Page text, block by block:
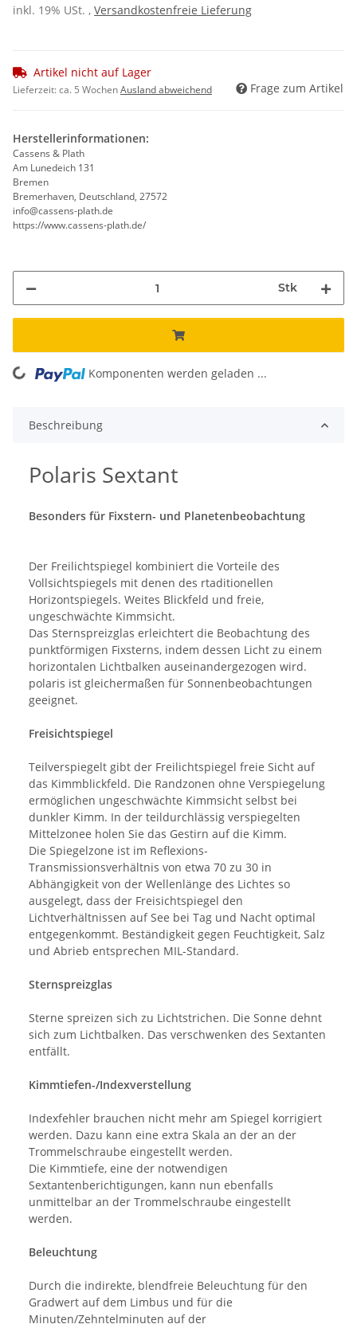
inkl. 19% USt. , Versandkostenfreie Lieferung
Artikel nicht auf Lager
Lieferzeit:ca. 5 WochenAusland abweichend Frage zum Artikel
Herstellerinformationen:
Cassens & Plath
Am Lunedeich 131
Bremen
Bremerhaven, Deutschland, 27572
info@cassens-plath.de
https://www.cassens-plath.de/
Stk
Komponenten werden geladen ...
Beschreibung
Polaris Sextant
Besonders für Fixstern- und Planetenbeobachtung
Der Freilichtspiegel kombiniert die Vorteile des
Vollsichtspiegels mit denen des rtaditionellen
Horizontspiegels. Weites Blickfeld und freie,
ungeschwächte Kimmsicht.
Das Sternspreizglas erleichtert die Beobachtung des
punktförmigen Fixsterns, indem dessen Licht zu einem
horizontalen Lichtbalken auseinandergezogen wird.
polaris ist gleichermaßen für Sonnenbeobachtungen
geeignet.
Freisichtspiegel
Teilverspiegelt gibt der Freilichtspiegel freie Sicht auf
das Kimmblickfeld. Die Randzonen ohne Verspiegelung
ermöglichen ungeschwächte Kimmsicht selbst bei
dunkler Kimm. In der teildurchlässig verspiegelten
Mittelzonee holen Sie das Gestirn auf die Kimm.
Die Spiegelzone ist im Reflexions-
Transmissionsverhältnis von etwa 70 zu 30 in
Abhängigkeit von der Wellenlänge des Lichtes so
ausgelegt, dass der Freisichtspiegel den
Lichtverhältnissen auf See bei Tag und Nacht optimal
entgegenkommt. Beständigkeit gegen Feuchtigkeit, Salz
und Abrieb entsprechen MIL-Standard.
Sternspreizglas
Sterne spreizen sich zu Lichtstrichen. Die Sonne dehnt
sich zum Lichtbalken. Das verschwenken des Sextanten
entfällt.
Kimmtiefen-/Indexverstellung
Indexfehler brauchen nicht mehr am Spiegel korrigiert
werden. Dazu kann eine extra Skala an der an der
Trommelschraube eingestellt werden.
Die Kimmtiefe, eine der notwendigen
Sextantenberichtigungen, kann nun ebenfalls
unmittelbar an der Trommelschraube eingestellt
werden.
Beleuchtung
Durch die indirekte, blendfreie Beleuchtung für den
Gradwert auf dem Limbus und für die
Minuten/Zehntelminuten auf der